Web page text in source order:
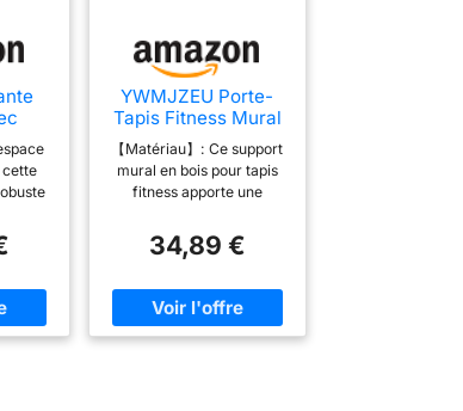
de
–
à
de
des
YWMJZEU Porte-
Tapis Fitness Mural
Multi-Niveaux
Étagère Murale
Multicouche Stable
【Matériau】: Ce support
mural en bois pour tapis
fitness apporte une
soignée à votre espace,
tout en restant discret et
salle sport à la maison ou
un emplacement santé.
【Polyvalence】: Pensé
34,89 €